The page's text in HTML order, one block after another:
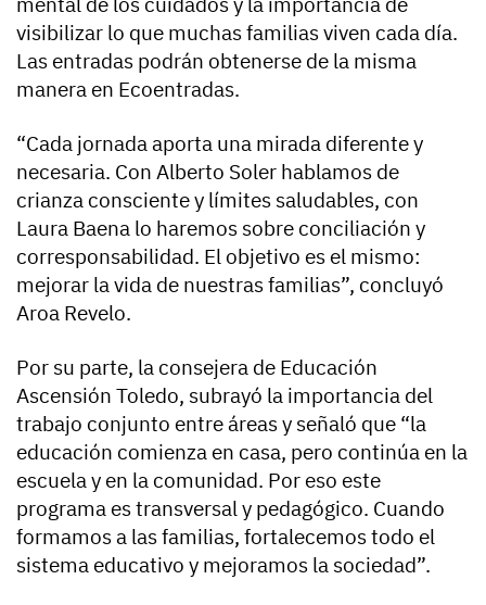
visibilizar lo que muchas familias viven cada día.
Las entradas podrán obtenerse de la misma
manera en Ecoentradas.
“Cada jornada aporta una mirada diferente y
necesaria. Con Alberto Soler hablamos de
crianza consciente y límites saludables, con
Laura Baena lo haremos sobre conciliación y
corresponsabilidad. El objetivo es el mismo:
mejorar la vida de nuestras familias”, concluyó
Aroa Revelo.
Por su parte, la consejera de Educación
Ascensión Toledo, subrayó la importancia del
trabajo conjunto entre áreas y señaló que “la
educación comienza en casa, pero continúa en la
escuela y en la comunidad. Por eso este
programa es transversal y pedagógico. Cuando
formamos a las familias, fortalecemos todo el
sistema educativo y mejoramos la sociedad”.